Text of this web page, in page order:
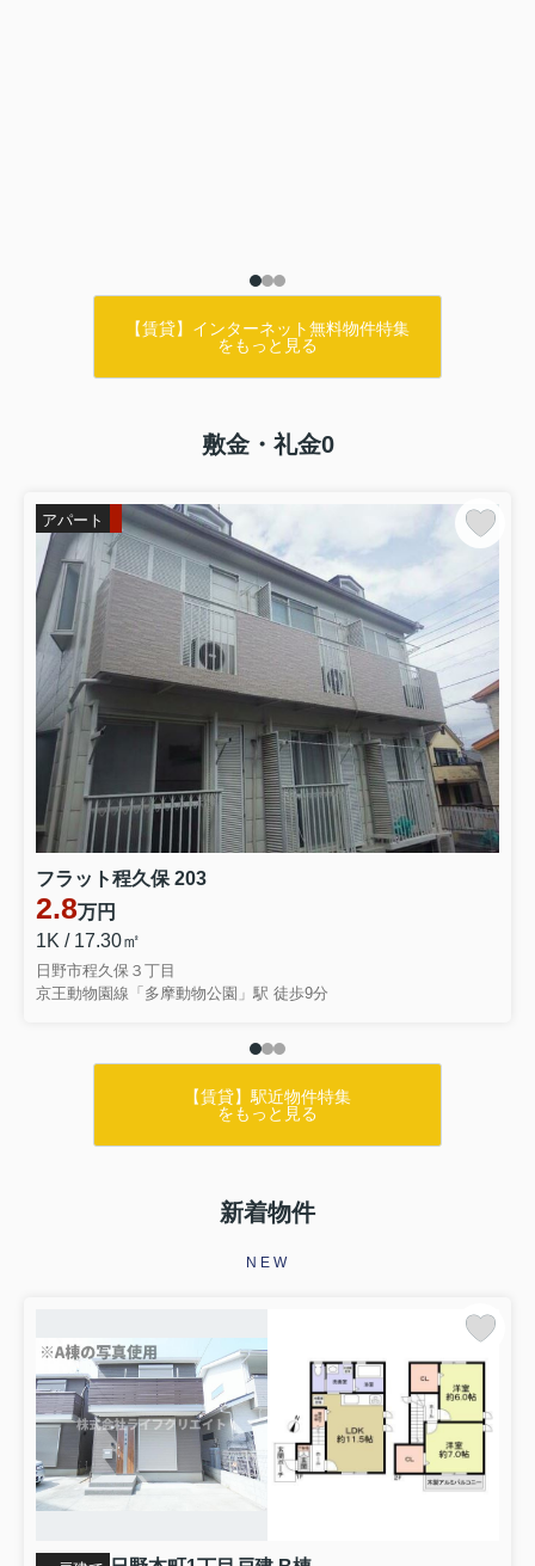
【賃貸】インターネット無料物件特集
をもっと見る
敷金・礼金0
アパート
フラット程久保 203
2.8万円
1K / 17.30㎡
日野市程久保３丁目
京王動物園線「多摩動物公園」駅 徒歩9分
【賃貸】駅近物件特集
をもっと見る
新着物件
NEW